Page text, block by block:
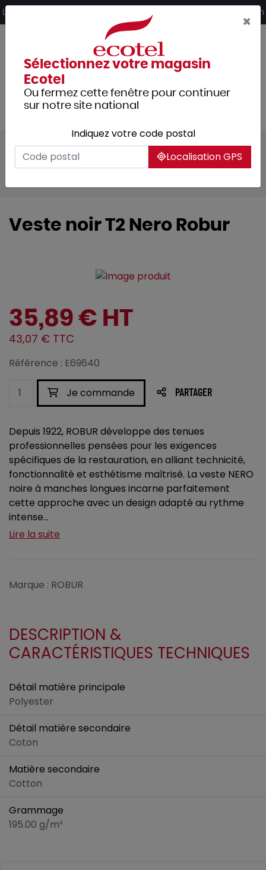
Livraison offerte dès 249€ HT d’achat et retrait 2h en magasin
Tous les produits
Vêtements professionnels
Veste noir T2 Nero Robur
35,89 € HT
43,07 € TTC
Référence : E69640
Je commande PARTAGER
Depuis 1922, ROBUR développe des tenues
professionnelles pensées pour les exigences
spécifiques de la restauration, en alliant technicité,
fonctionnalité et esthétisme maîtrisé. La veste NERO
noire à manches longues incarne parfaitement
cette approche avec un design adapté au rythme
intense...
Lire la suite
Marque : ROBUR
DESCRIPTION &
CARACTÉRISTIQUES TECHNIQUES
Détail matière principale
Polyester
Détail matière secondaire
Coton
Matière secondaire
Cotton
Grammage
195.00 g/m²
×
Sélectionnez votre magasin
Ecotel
Ou fermez cette fenêtre pour continuer
sur notre site national
Indiquez votre code postal
Localisation GPS
Panneau de gestion des cookies